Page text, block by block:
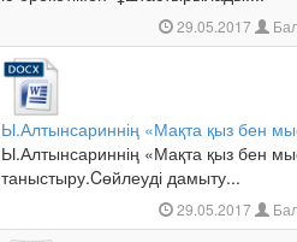
29.05.2017
Ы.Алтынсариннің «Мақта қыз бен
Ы.Алтынсариннің «Мақта қыз бен
таныстыру.Cөйлеуді дамыту...
29.05.2017